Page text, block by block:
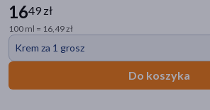
1649 zł
100 ml = 16,49 zł
Krem za 1 grosz
Do koszyka